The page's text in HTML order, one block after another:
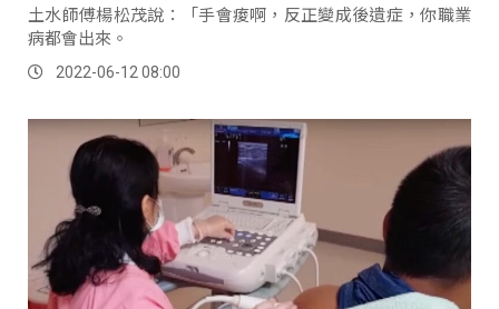
土水師傅楊松茂說：「手會痠啊，反正變成後遺症，你職業
病都會出來。
2022-06-12 08:00